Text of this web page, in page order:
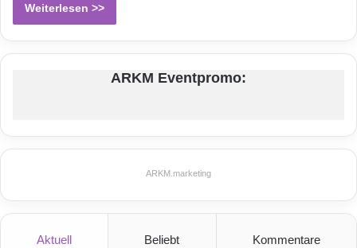
Weiterlesen >>
ARKM Eventpromo:
ARKM.marketing
Aktuell Beliebt Kommentare